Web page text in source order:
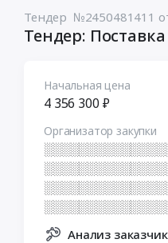
Тендер №2450481411
Тендер:
Начальная цена
4 356 300 ₽
Организатор закупки
Анализ